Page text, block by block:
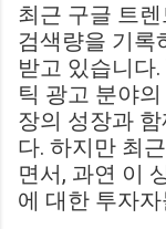
에서 팀 고유의 색
다. ...
최근 구글 트
검색량을 기록
받고 있습니다
틱 광고 분야
장의 성장과
다. 하지만 최
면서, 과연 이
에 대한 투자